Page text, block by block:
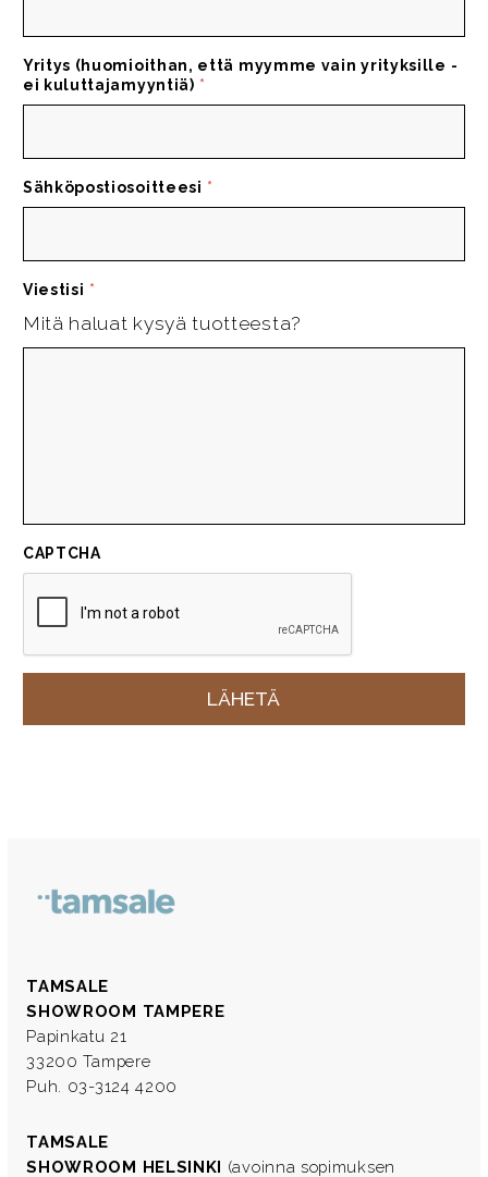
Yritys (huomioithan, että myymme vain yrityksille -
ei kuluttajamyyntiä) *
Sähköpostiosoitteesi *
Viestisi *
Mitä haluat kysyä tuotteesta?
CAPTCHA
TAMSALE
SHOWROOM TAMPERE
Papinkatu 21
33200 Tampere
Puh. 03-3124 4200
TAMSALE
SHOWROOM HELSINKI (avoinna sopimuksen